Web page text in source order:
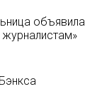
объявила